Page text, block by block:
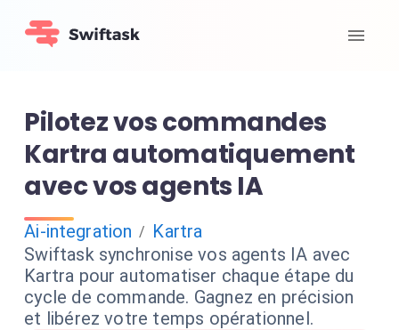
Pilotez vos commandes
Kartra automatiquement
avec vos agents IA
Ai-integration / Kartra
Swiftask synchronise vos agents IA avec
Kartra pour automatiser chaque étape du
cycle de commande. Gagnez en précision
et libérez votre temps opérationnel.